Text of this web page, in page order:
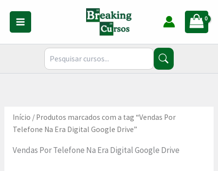
conteúdo
Início / Produtos marcados com a tag “Vendas Por
Telefone Na Era Digital Google Drive”
Vendas Por Telefone Na Era Digital Google Drive